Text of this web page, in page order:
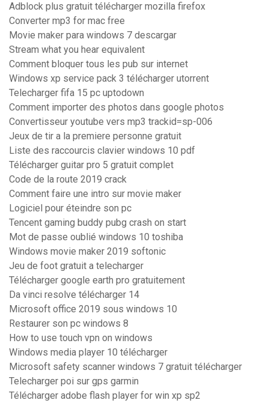
Adblock plus gratuit télécharger mozilla firefox
Converter mp3 for mac free
Movie maker para windows 7 descargar
Stream what you hear equivalent
Comment bloquer tous les pub sur internet
Windows xp service pack 3 télécharger utorrent
Telecharger fifa 15 pc uptodown
Comment importer des photos dans google photos
Convertisseur youtube vers mp3 trackid=sp-006
Jeux de tir a la premiere personne gratuit
Liste des raccourcis clavier windows 10 pdf
Télécharger guitar pro 5 gratuit complet
Code de la route 2019 crack
Comment faire une intro sur movie maker
Logiciel pour éteindre son pc
Tencent gaming buddy pubg crash on start
Mot de passe oublié windows 10 toshiba
Windows movie maker 2019 softonic
Jeu de foot gratuit a telecharger
Télécharger google earth pro gratuitement
Da vinci resolve télécharger 14
Microsoft office 2019 sous windows 10
Restaurer son pc windows 8
How to use touch vpn on windows
Windows media player 10 télécharger
Microsoft safety scanner windows 7 gratuit télécharger
Telecharger poi sur gps garmin
Télécharger adobe flash player for win xp sp2